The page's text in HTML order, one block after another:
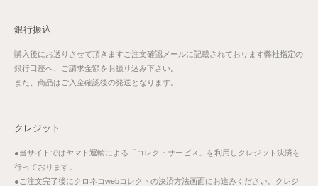
銀行振込
購入後にお送りさせて頂きますご注文確認メールに記載されております弊社指定の
銀行口座へ、ご請求金額をお振り込み下さい。
また、商品はご入金確認後の発送となります。
クレジット
●当サイトではヤマト運輸による「コレクトサービス」を利用しクレジット決済を
行っております。
●ご注文完了後にクロネコwebコレクトの決済方法画面にお進みください。クレジ